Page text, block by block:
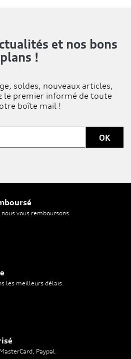
et nos bons
plans !
soldes, nouveaux articles,
le premier informé de toute
boîte mail !
vous remboursons.
les meilleurs délais.
Paypal.